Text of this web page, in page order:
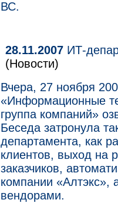
ВС.
28.11.2007 ИТ-
(Новости)
Вчера, 27 ноября
«Информационные
группа компаний»
Беседа затронула
департамента, как
клиентов, выход на
заказчиков,
компании «Алтэкс»,
вендорами.